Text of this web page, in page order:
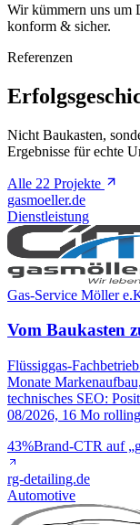
Wir kümmern uns
konform & sicher.
Referenzen
Nicht Baukasten,
Ergebnisse für echte
Alle 22 Projekte
gasmoeller.de
Dienstleistung
Gas-Service Möller
Vom Baukasten
Flüssiggas-
Monate
technisches SEO:
08/2026, 16 Mo
43%Brand-CTR auf
rg-detailing.de
Automotive